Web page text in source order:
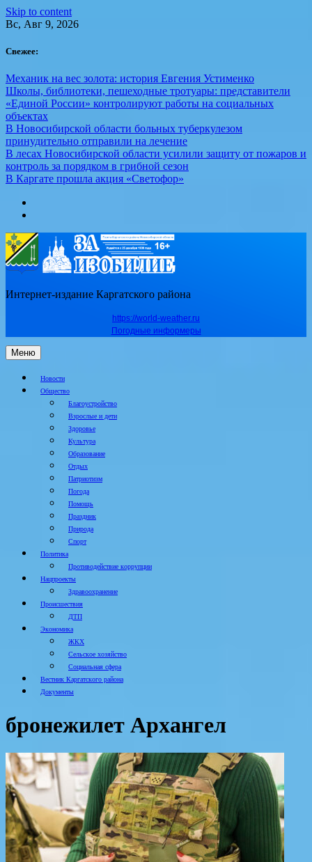
Skip to content
Вс, Авг 9, 2026
Свежее:
Механик на вес золота: история Евгения Устименко
Школы, библиотеки, пешеходные тротуары: представители
«Единой России» контролируют работы на социальных
объектах
В Новосибирской области больных туберкулезом
принудительно отправили на лечение
В лесах Новосибирской области усилили защиту от пожаров и
контроль за порядком в грибной сезон
В Каргате прошла акция «Светофор»
Интернет-издание Каргатского района
https://world-weather.ru
Погодные информеры
Меню
Новости
Общество
Благоустройство
Взрослые и дети
Здоровье
Культура
Образование
Отдых
Патриотизм
Погода
Помощь
Праздник
Природа
Спорт
Политика
Противодействие коррупции
Нацпроекты
Здравоохранение
Происшествия
ДТП
Экономика
ЖКХ
Сельское хозяйство
Социальная сфера
Вестник Каргатского района
Документы
бронежилет Архангел